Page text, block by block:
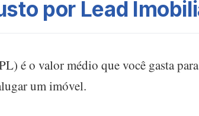
por Lead
é o valor médio que você gasta
um imóvel.